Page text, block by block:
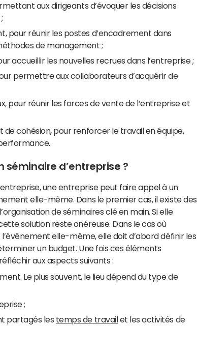
aux dirigeants d’évoquer les décisions
pour réunir les postes d’encadrement dans
de management ;
accueillir les nouvelles recrues dans l’entreprise ;
permettre aux collaborateurs d’acquérir de
pour réunir les forces de vente de l’entreprise et
de cohésion, pour renforcer le travail en équipe,
séminaire d’entreprise ?
une entreprise peut faire appel à un
elle-même. Dans le premier cas, il existe des
de séminaires clé en main. Si elle
solution reste onéreuse. Dans le cas où
l’événement elle-même, elle doit d’abord définir les
un budget. Une fois ces éléments
aux aspects suivants :
Le plus souvent, le lieu dépend du type de
;
partagés les temps de travail et les activités de